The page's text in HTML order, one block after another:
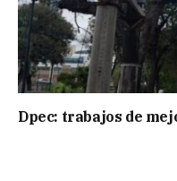
Dpec: trabajos de